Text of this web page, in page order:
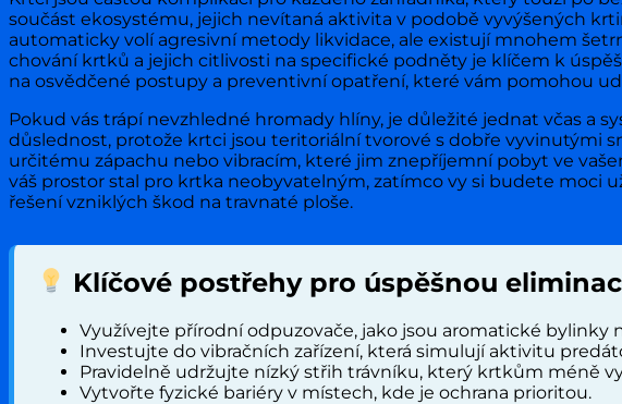
součást ekosystému, jejich nevítaná aktivita v podobě vyvýšených
automaticky volí agresivní metody likvidace, ale existují mnohem
chování krtků a jejich citlivosti na specifické podněty je klíčem k
na osvědčené postupy a preventivní opatření, které vám pomohou
Pokud vás trápí nevzhledné hromady hlíny, je důležité jednat včas a
důslednost, protože krtci jsou teritoriální tvorové s dobře vyvinutými
určitému zápachu nebo vibracím, které jim znepříjemní pobyt ve
váš prostor stal pro krtka neobyvatelným, zatímco vy si budete moci
řešení vzniklých škod na travnaté ploše.
Klíčové postřehy pro úspěšnou
Využívejte přírodní odpuzovače, jako jsou aromatické bylinky
Investujte do vibračních zařízení, která simulují aktivitu
Pravidelně udržujte nízký střih trávníku, který krtkům méně
Vytvořte fyzické bariéry v místech, kde je ochrana prioritou.